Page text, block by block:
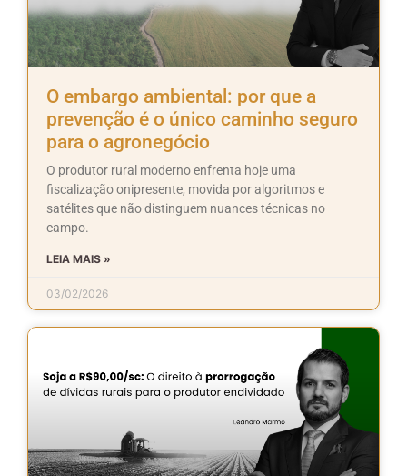
O embargo ambiental: por que a
prevenção é o único caminho seguro
para o agronegócio
O produtor rural moderno enfrenta hoje uma
fiscalização onipresente, movida por algoritmos e
satélites que não distinguem nuances técnicas no
campo.
LEIA MAIS »
03/02/2026